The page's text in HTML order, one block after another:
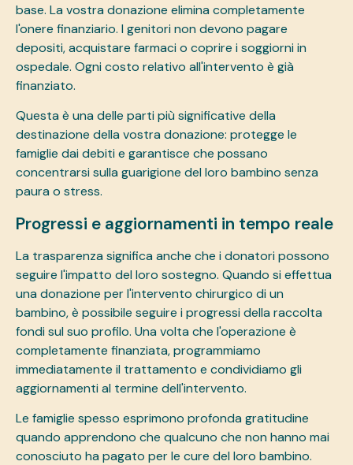
base. La vostra donazione elimina completamente
l'onere finanziario. I genitori non devono pagare
depositi, acquistare farmaci o coprire i soggiorni in
ospedale. Ogni costo relativo all'intervento è già
finanziato.
Questa è una delle parti più significative della
destinazione della vostra donazione: protegge le
famiglie dai debiti e garantisce che possano
concentrarsi sulla guarigione del loro bambino senza
paura o stress.
Progressi e aggiornamenti in tempo reale
La trasparenza significa anche che i donatori possono
seguire l'impatto del loro sostegno. Quando si effettua
una donazione per l'intervento chirurgico di un
bambino, è possibile seguire i progressi della raccolta
fondi sul suo profilo. Una volta che l'operazione è
completamente finanziata, programmiamo
immediatamente il trattamento e condividiamo gli
aggiornamenti al termine dell'intervento.
Le famiglie spesso esprimono profonda gratitudine
quando apprendono che qualcuno che non hanno mai
conosciuto ha pagato per le cure del loro bambino.